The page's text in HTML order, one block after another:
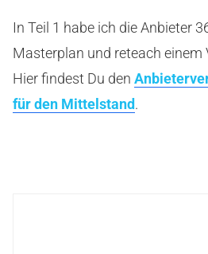
In Teil 1 habe ich die Anbieter
Masterplan und reteach einem
Hier findest Du den
für den Mittelstand.